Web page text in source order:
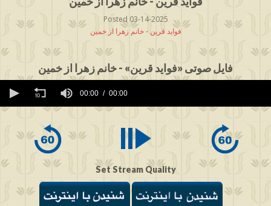
Posted 03-14-2025
فواید قرین - خانم زهرا از خمین
فایل صوتی «فواید قرین» - خانم زهرا از خمین
seconds
0
00:00 00:00
Set Stream Quality